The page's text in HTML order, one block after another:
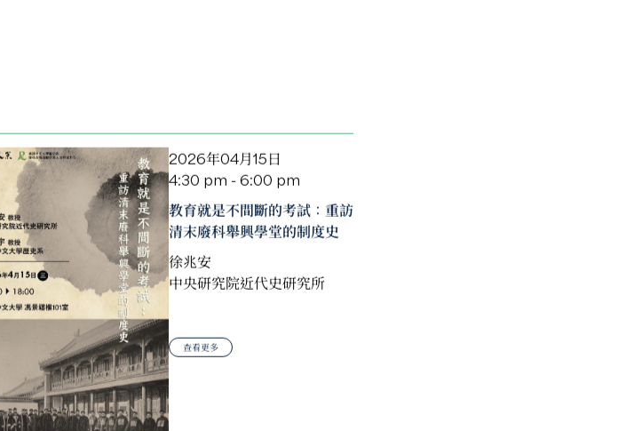
2026年04月15日
4:30 pm - 6:00 pm
教育就是不間斷的考試：重訪
清末廢科舉興學堂的制度史
徐兆安
中央研究院近代史研究所
查看更多